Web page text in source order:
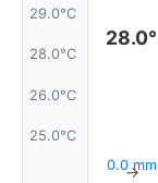
29.0°C
28.0°C
26.0°C
25.0°C
28.0°
0.0 mm
↑